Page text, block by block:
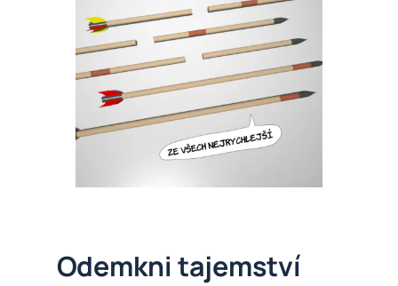
Odemkni tajemství